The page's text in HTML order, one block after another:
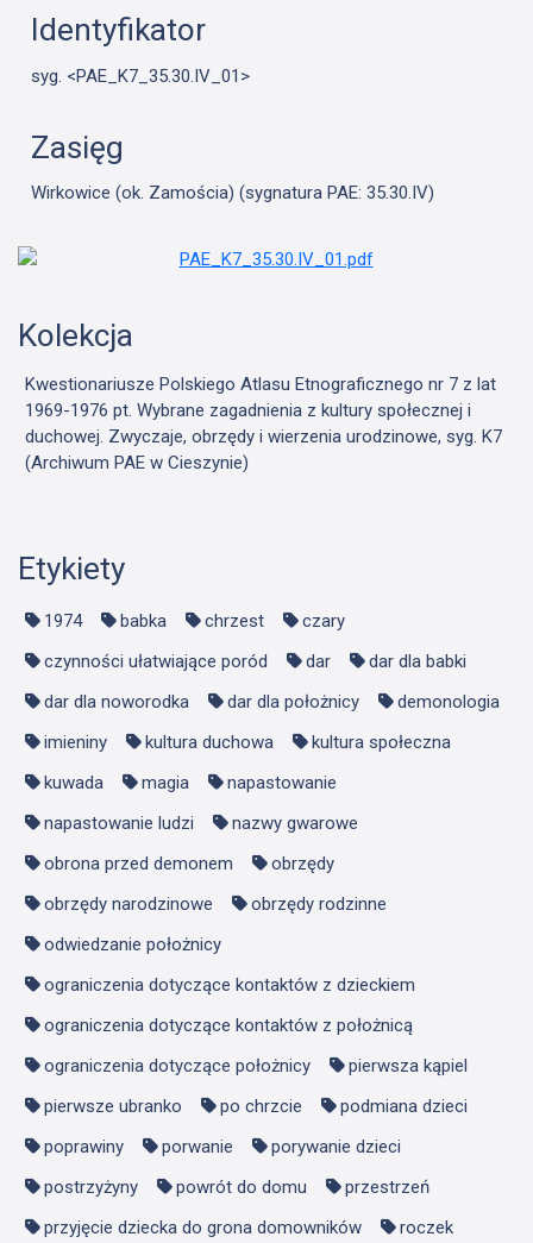
Identyfikator
syg. <PAE_K7_35.30.IV_01>
Zasięg
Wirkowice (ok. Zamościa) (sygnatura PAE: 35.30.IV)
Kolekcja
Kwestionariusze Polskiego Atlasu Etnograficznego nr 7 z lat
1969-1976 pt. Wybrane zagadnienia z kultury społecznej i
duchowej. Zwyczaje, obrzędy i wierzenia urodzinowe, syg. K7
(Archiwum PAE w Cieszynie)
Etykiety
1974 babka chrzest
czary
czynności ułatwiające poród
dar
dar dla babki
dar dla noworodka
dar dla położnicy
demonologia
imieniny
kultura duchowa
kultura społeczna
kuwada
magia
napastowanie
napastowanie ludzi
nazwy gwarowe
obrona przed demonem
obrzędy
obrzędy narodzinowe
obrzędy rodzinne
odwiedzanie położnicy
ograniczenia dotyczące kontaktów z dzieckiem
ograniczenia dotyczące kontaktów z położnicą
ograniczenia dotyczące położnicy
pierwsza kąpiel
pierwsze ubranko
po chrzcie
podmiana dzieci
poprawiny
porwanie
porywanie dzieci
postrzyżyny
powrót do domu
przestrzeń
przyjęcie dziecka do grona domowników
roczek